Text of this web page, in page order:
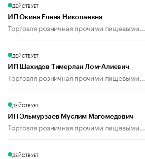
ДЕЙСТВУЕТ
ИП Окина Елена Николаевна
Торговля розничная прочими пищевыми...
ДЕЙСТВУЕТ
ИП Шахидов Тимерлан Лом-Алиевич
Торговля розничная прочими пищевыми...
ДЕЙСТВУЕТ
ИП Эльмурзаев Муслим Магомедович
Торговля розничная прочими пищевыми...
ДЕЙСТВУЕТ